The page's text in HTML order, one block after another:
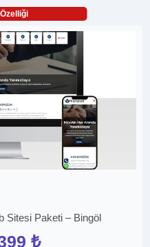
Sitesi Paketi – Bingöl
₺